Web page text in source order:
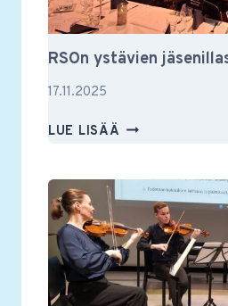
RSOn ystävien
17.11.2025
LUE LISÄÄ RSON
TAPAHTUI